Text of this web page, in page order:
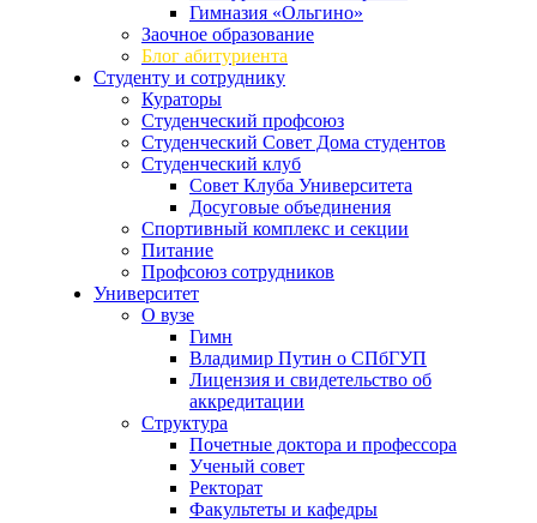
Гимназия «Ольгино»
Заочное образование
Блог абитуриента
Студенту и сотруднику
Кураторы
Студенческий профсоюз
Студенческий Совет Дома студентов
Студенческий клуб
Совет Клуба Университета
Досуговые объединения
Спортивный комплекс и секции
Питание
Профсоюз сотрудников
Университет
О вузе
Гимн
Владимир Путин о СПбГУП
Лицензия и свидетельство об
аккредитации
Структура
Почетные доктора и профессора
Ученый совет
Ректорат
Факультеты и кафедры